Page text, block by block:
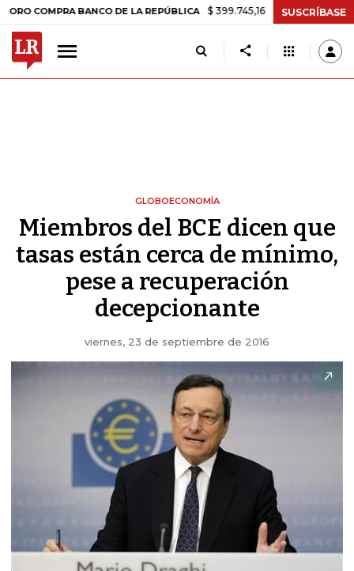
BANCO DE LA REPÚBLICA $ 399.745,16 +$ 2.295,71 +0,58%
SUSCRÍBASE
GLOBOECONOMÍA
Miembros del BCE dicen que
tasas están cerca de mínimo,
pese a recuperación
decepcionante
viernes, 23 de septiembre de 2016